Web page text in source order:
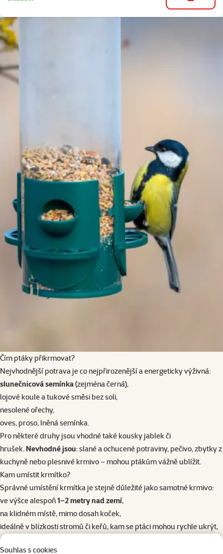
Souhlas s cookies
do košíku
Čím ptáky přikrmovat?
Nejvhodnější potrava je co nejpřirozenější a energeticky výživná:
slunečnicová semínka(zejména černá),
lojové koule a tukové směsi bez soli,
nesolené ořechy,
oves, proso, lněná semínka.
Pro některé druhy jsou vhodné také kousky jablek či
hrušek. Nevhodné jsou: slané a ochucené potraviny, pečivo, zbytky z
kuchyně nebo plesnivé krmivo – mohou ptákům vážně ublížit.
Kam umístit krmítko?
Správné umístění krmítka je stejně důležité jako samotné krmivo:
ve výšce alespoň1–2 metry nad zemí,
na klidném místě, mimo dosah koček,
ideálně v blízkosti stromů či keřů, kam se ptáci mohou rychle ukrýt,
ne přímo u okna nebo skleněné plochy, aby se předešlo nárazům.
Krmítko by mělo být